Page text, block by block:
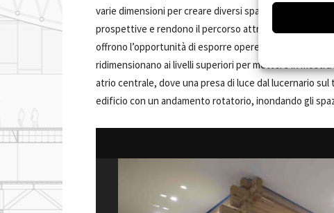
varie dimensioni per creare diversi spazi espositivi
prospettive e rendono il percorso attraverso il museo
offrono l’opportunità di esporre opere d’arte e
ridimensionano ai livelli superiori per mettere in
atrio centrale, dove una presa di luce dal lucernario
edificio con un andamento rotatorio, inondando gli